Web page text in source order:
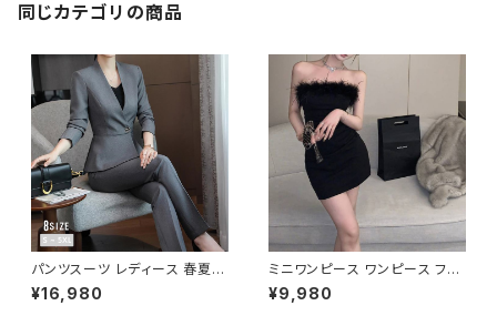
同じカテゴリの商品
パンツスーツ レディース 春夏
秋冬 春 夏 秋 冬 黒 紺 スーツ
上下セット 2点セット ジャケット
¥16,980
ミニワンピース ワンピース フェ
ザーデザイン タイトワンピース
チューブトップ レディース 春夏
¥9,980